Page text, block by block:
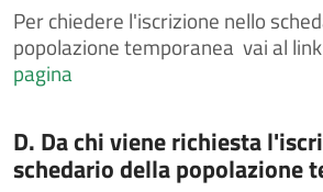
più elementi
Dichiarazione di dimora abituale per
extracomunitari
Donazione degli organi
Perchiedere l'iscrizione nello
popolazione temporanea vai al
pagina
Categoria:
D. Da chi viene richiesta
schedario della popolazione